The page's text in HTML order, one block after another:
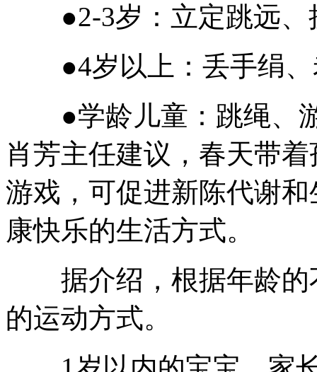
●2-3岁：立定跳远、
●4岁以上：丢手绢、
●学龄儿童：跳绳、
肖芳主任建议，春天带
游戏，可促进新陈代谢
康快乐的生活方式。
据介绍，根据年龄的
的运动方式。